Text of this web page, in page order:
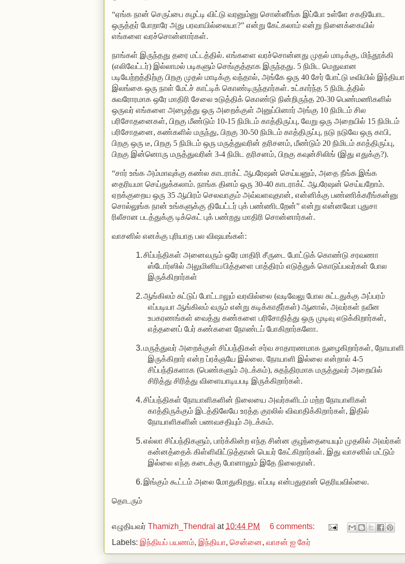
“ஏங்க நான் செருப்பை கழட்டி விட்டு வரனும்னு சொன்னீங்க இப்போ உள்ளே சகதியோட
ஒருத்தர் போறாரே அது பரவாயில்லையா?” என்று கேட்கலாம் என்று நினைக்கையில்
எங்களை வரச்சொன்னார்கள்.
நாங்கள் இருந்தது தரை மட்டத்தில். எங்களை வரச்சொன்னது முதல் மாடிக்கு, மிந்தூக்கி
(எலிவேட்டர்) இல்லாமல் படிகளும் செங்குத்தாக இருந்தது. 5 நிமிட மெதுவான
படியேற்றத்திற்கு பிறகு முதல் மாடிக்கு வந்தால், அங்கே ஒரு 40 சேர் போட்டு டீவியில் இந்தியா
இலங்கை ஒரு நாள் மேட்ச் காட்டிக் கொண்டிருந்தார்கள். உட்கார்ந்த 5 நிமிடத்தில்
சுவரோரமாக ஒரே மாதிரி சேலை உடுத்திக் கொண்டு நின்றிருந்த 20-30 பெண்மணிகளில்
ஒருவர் எங்களை அழைத்து ஒரு அறைக்குள் அனுப்பினார் அங்கு 10 நிமிடம் சில
பரிசோதனைகள், பிறகு மீண்டும் 10-15 நிமிடம் காத்திருப்பு, வேறு ஒரு அறையில் 15 நிமிடம்
பரிசோதனை, கண்களில் மருந்து, பிறகு 30-50 நிமிடம் காத்திருப்பு, நடு நடுவே ஒரு காபி,
பிறகு ஒரு டீ, பிறகு 5 நிமிடம் ஒரு மருத்துவரின் தரிசனம், மீண்டும் 20 நிமிடம் காத்திருப்பு,
பிறகு இன்னொரு மருத்துவரின் 3-4 நிமிட தரிசனம், பிறகு கவுன்சிலிங் (இது எதுக்கு?).
“சார் உங்க அம்மாவுக்கு கண்ல காடராக்ட் ஆபரேஷன் செய்யனும், அதை நீங்க இங்க
தைரியமா செய்துக்கலாம். நாங்க தினம் ஒரு 30-40 காடராக்ட் ஆபரேஷன் செய்யறோம்.
ஏறக்குறைய ஒரு 35 ஆயிரம் செலவாகும் அவ்வளவுதான், என்னிக்கு பண்ணிக்கரீங்கன்னு
சொல்லுங்க நான் உங்களுக்கு தியேட்டர் புக் பண்ணிடறேன்” என்று என்னவோ புதுசா
ரிலீசான படத்துக்கு டிக்கெட் புக் பண்றது மாதிரி சொன்னார்கள்.
வாசனில் எனக்கு புரியாத பல விஷயங்கள்:
1.சிப்பந்திகள் அனைவரும் ஒரே மாதிரி சீருடை போட்டுக் கொண்டு சரவணா
ஸ்டோர்ஸில் அலுமினிய/பித்தளை பாத்திரம் எடுத்துக் கொடுப்பவர்கள் போல
இருக்கிறார்கள்
2.ஆங்கிலம் சுட்டுப் போட்டாலும் வரவில்லை (வடிவேலு போல சுட்டதுக்கு அப்பரம்
எப்படியா ஆங்கிலம் வரும் என்று கடிக்காதீர்கள்) ஆனால், அவர்கள் நவீன
உபகரணங்கள் வைத்து கண்களை பரிசோதித்து ஒரு முடிவு எடுக்கிறார்கள்,
எத்தனைப் பேர் கண்களை நோண்டப் போகிறார்களோ.
3.மருத்துவர் அறைக்குள் சிப்பந்திகள் சர்வ சாதாரணமாக நுழைகிறார்கள், நோயாளி
இருக்கிறார் என்ற ப்ரக்ஞயே இல்லை. நோயாளி இல்லை என்றால் 4-5
சிப்பந்திகளாக (பெண்களும் அடக்கம்), சுதந்திரமாக மருத்துவர் அறையில்
சிரித்து சிரித்து விளையாடியபடி இருக்கிறார்கள்.
4.சிப்பந்திகள் நோயாளிகளின் நிலையை அவர்களிடம் மற்ற நோயாளிகள்
காத்திருக்கும் இடத்திலேயே உரத்த குரலில் விவாதிக்கிறார்கள், இதில்
நோயாளிகளின் பணவசதியும் அடக்கம்.
5.எல்லா சிப்பந்திகளும், பார்க்கின்ற எந்த சின்ன குழந்தையையும் முதலில் அவர்கள்
கன்னத்தைக் கிள்ளிவிட்டுத்தான் பெயர் கேட்கிறார்கள். இது வாசனில் மட்டும்
இல்லை எந்த கடைக்கு போனாலும் இதே நிலைதான்.
6. இங்கும் கூட்டம் அலை மோதுகிறது. எப்படி என்பதுதான் தெரியவில்லை.
தொடரும்
எழுதியவர் Thamizh_Thendral at 10:44 PM
6 comments:
Labels: இந்தியப் பயணம், இந்தியா, சென்னை, வாசன் ஐ கேர்